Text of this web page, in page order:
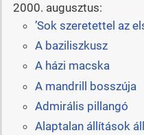
2000. augusztus:
’Sok szeretettel az
A baziliszkusz
A házi macska
A mandrill bosszúja
Admirális pillangó
Alaptalan állítások